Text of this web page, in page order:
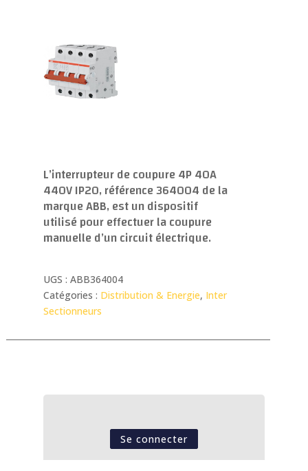
L’interrupteur de coupure 4P 40A
440V IP20, référence 364004 de la
marque ABB, est un dispositif
utilisé pour effectuer la coupure
manuelle d’un circuit électrique.
UGS : ABB364004
Catégories : Distribution & Energie, Inter
Sectionneurs
Se connecter